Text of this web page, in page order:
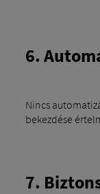
6.
Nincs
bekezdése
7.